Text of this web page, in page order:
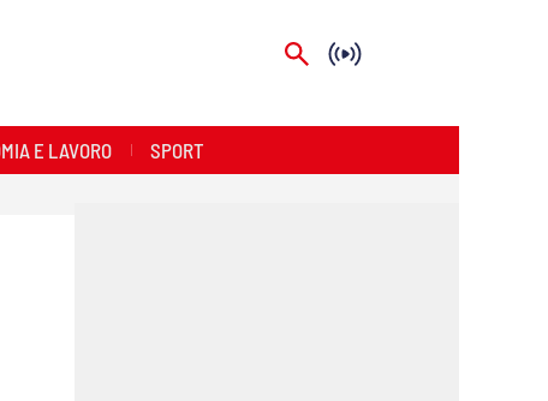
E LAVORO SPORT